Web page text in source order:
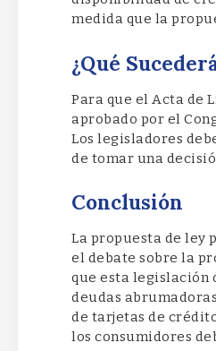
medida que la
¿Qué
Para que el Acta de
aprobado por el
Los legisladores
de tomar una
Conclusión
La propuesta de ley
el debate sobre la
que esta legislación
deudas
de tarjetas de
los consumidores